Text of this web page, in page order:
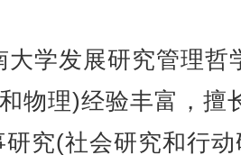
学发展研究管理哲
物理)经验丰富，擅
究(社会研究和行